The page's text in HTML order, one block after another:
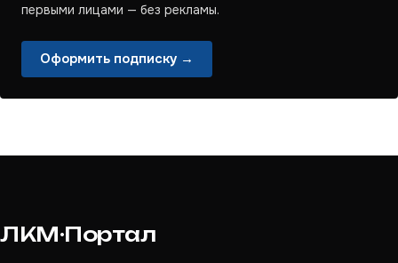
первыми лицами — без рекламы.
Оформить подписку →
ЛКМ·Портал